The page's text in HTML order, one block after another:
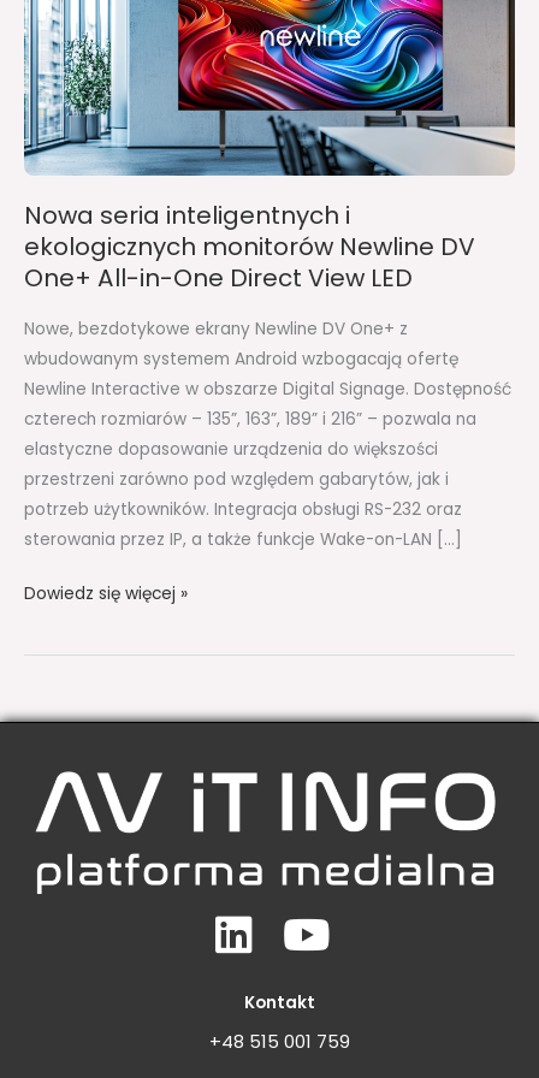
Nowa seria inteligentnych i
ekologicznych monitorów Newline DV
One+ All-in-One Direct View LED
Nowe, bezdotykowe ekrany Newline DV One+ z
wbudowanym systemem Android wzbogacają ofertę
Newline Interactive w obszarze Digital Signage. Dostępność
czterech rozmiarów – 135”, 163”, 189” i 216” – pozwala na
elastyczne dopasowanie urządzenia do większości
przestrzeni zarówno pod względem gabarytów, jak i
potrzeb użytkowników. Integracja obsługi RS-232 oraz
sterowania przez IP, a także funkcje Wake-on-LAN […]
i
ekologicznych
monitorów
Newline
DV
One+
All-
in-
One
Direct
View
LED
Dowiedz się więcej »
LinkedinYoutube
Kontakt
+48 515 001 759